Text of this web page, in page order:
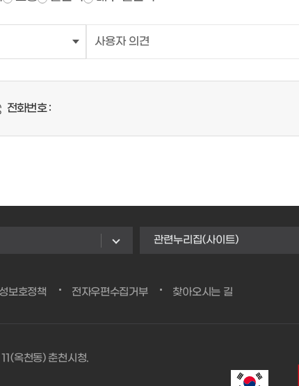
전화번호 :
관련누리집(사이트)
보호정책 전자우편수집거부 찾아오시는 길
옥천동) 춘천시청.